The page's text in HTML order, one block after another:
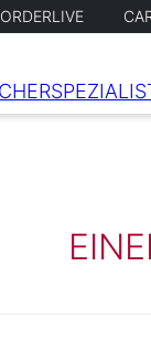
ORDERLIVE